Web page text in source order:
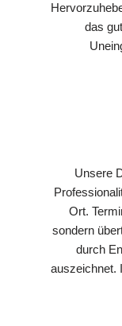
das
Unsere
Ort.
sondern
durch
auszeichnet.